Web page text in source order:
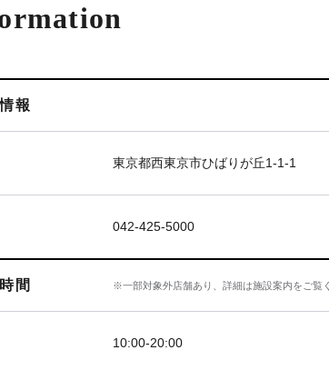
報
東京都西東京市ひばりが丘1-1-1
042-425-5000
間 ※一部対象外店舗あり、詳細は施設案内をご覧
10:00-20:00